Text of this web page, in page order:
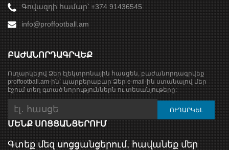
Գովազդի համար՝ +374 91436545
info@proffootball.am
ԲԱԺԱՆՈՐԴԱԳՐՎԵՔ
Ուղարկելով Ձեր էլեկտրոնային հասցեն, բաժանորդագրվեք
proffootball.am-ին՝ պարբերաբար Ձեր e-mail-ին ստանալով մեր
էջում տեղ գտած նորություններն ու տեսանյութերը:
ՄԵՆՔ ՍՈՑՑԱՆՑԵՐՈՒՄ
Գտեք մեզ սոցցանցերում, հավանեք մեր